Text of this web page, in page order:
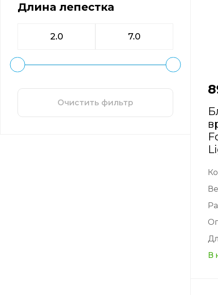
Длина лепестка
Очистить фильтр
В